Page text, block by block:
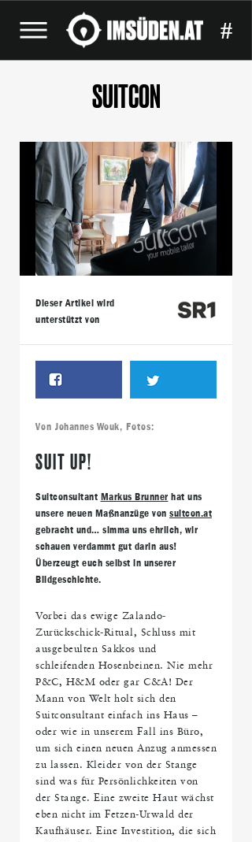
#
SUITCON
Dieser Artikel wird
unterstützt von
Von Johannes Wouk, Fotos:
SUIT UP!
Suitconsultant Markus Brunner hat uns
unsere neuen Maßnanzüge von suitcon.at
gebracht und… simma uns ehrlich, wir
schauen verdammt gut darin aus!
Überzeugt euch selbst in unserer
Bildgeschichte.
Vorbei das ewige Zalando-
Zurückschick-Ritual, Schluss mit
ausgebeulten Sakkos und
schleifenden Hosenbeinen. Nie mehr
P&C, H&M oder gar C&A! Der
Mann von Welt holt sich den
Suitconsultant einfach ins Haus –
oder wie in unserem Fall ins Büro,
um sich einen neuen Anzug anmessen
zu lassen. Kleider von der Stange
sind was für Persönlichkeiten von
der Stange. Eine zweite Haut wächst
eben nicht im Fetzen-Urwald der
Kaufhäuser. Eine Investition, die sich